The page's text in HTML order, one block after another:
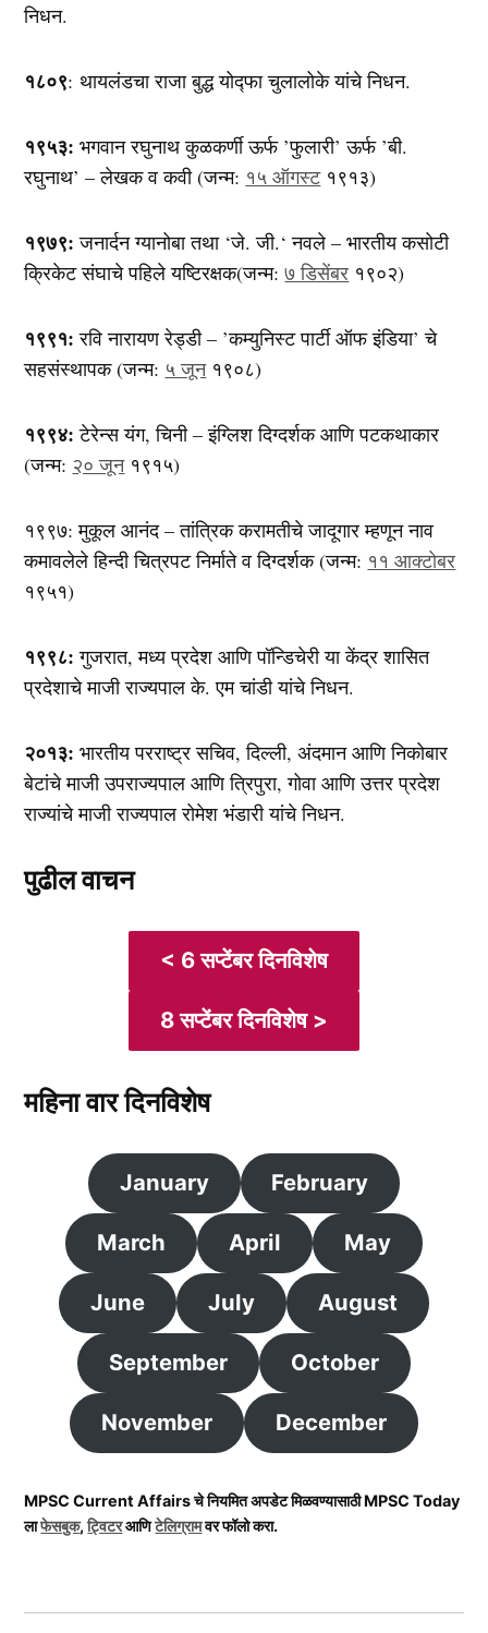
निधन.
१८०९: थायलंडचा राजा बुद्ध योद्फा चुलालोके यांचे निधन.
१९५३: भगवान रघुनाथ कुळकर्णी ऊर्फ ’फुलारी’ ऊर्फ ’बी.
रघुनाथ’ – लेखक व कवी (जन्म: १५ ऑगस्ट१९१३)
१९७९: जनार्दन ग्यानोबा तथा ‘जे. जी.‘ नवले – भारतीय कसोटी
क्रिकेट संघाचे पहिले यष्टिरक्षक(जन्म:७ डिसेंबर १९०२)
१९९१: रवि नारायण रेड्डी – ’कम्युनिस्ट पार्टी ऑफ इंडिया’ चे
सहसंस्थापक (जन्म: ५ जून१९०८)
१९९४: टेरेन्स यंग, चिनी – इंग्लिश दिग्दर्शक आणि पटकथाकार
(जन्म: २० जून१९१५)
१९९७: मुकूल आनंद – तांत्रिक करामतीचे जादूगार म्हणून नाव
कमावलेले हिन्दी चित्रपट निर्माते व दिग्दर्शक (जन्म: ११ आक्टोबर
१९५१)
१९९८: गुजरात, मध्य प्रदेश आणि पॉन्डिचेरी या केंद्र शासित
प्रदेशाचे माजी राज्यपाल के. एम चांडी यांचे निधन.
२०१३: भारतीय परराष्ट्र सचिव, दिल्ली, अंदमान आणि निकोबार
बेटांचे माजी उपराज्यपाल आणि त्रिपुरा, गोवा आणि उत्तर प्रदेश
राज्यांचे माजी राज्यपाल रोमेश भंडारी यांचे निधन.
पुढील वाचन
< 6 सप्टेंबर दिनविशेष
8 सप्टेंबर दिनविशेष >
महिना वार दिनविशेष
January February
March April May
June July August
September October
November December
MPSC Current Affairs चे नियमित अपडेट मिळवण्यासाठी MPSC Today
लाफेसबुक,ट्विटरआणिटेलिग्रामवर फॉलो करा.